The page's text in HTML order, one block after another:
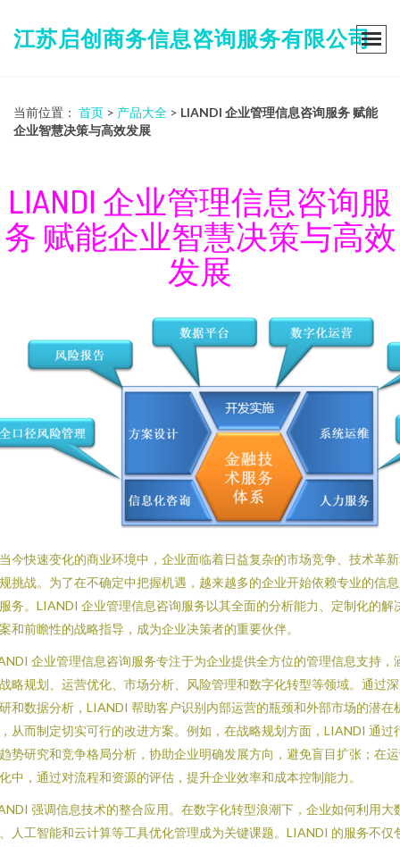
江苏启创商务信息咨询服务有限公司
当前位置： 首页 > 产品大全 > LIANDI 企业管理信息咨询服务 赋能
企业智慧决策与高效发展
LIANDI 企业管理信息咨询服
务 赋能企业智慧决策与高效
发展
今快速变化的商业环境中，企业面临着日益复杂的市场竞争、技术革
挑战。为了在不确定中把握机遇，越来越多的企业开始依赖专业的信
务。LIANDI 企业管理信息咨询服务以其全面的分析能力、定制化的解
和前瞻性的战略指导，成为企业决策者的重要伙伴。
企业管理信息咨询服务专注于为企业提供全方位的管理信息支持，
略规划、运营优化、市场分析、风险管理和数字化转型等领域。通过
和数据分析，LIANDI 帮助客户识别内部运营的瓶颈和外部市场的潜在
从而制定切实可行的改进方案。例如，在战略规划方面，LIANDI 通过
势研究和竞争格局分析，协助企业明确发展方向，避免盲目扩张；在
中，通过对流程和资源的评估，提升企业效率和成本控制能力。
强调信息技术的整合应用。在数字化转型浪潮下，企业如何利用大
人工智能和云计算等工具优化管理成为关键课题。LIANDI 的服务不仅